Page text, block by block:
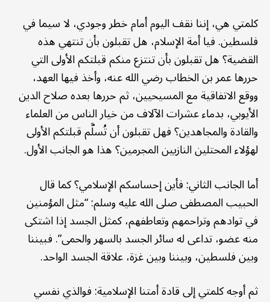
كلمتي هي، إننا نقف اليوم أمام خطر وجودي، لا سيما في
فلسطين. فيا أمة الإسلام، هل تقبلون بأن تنتهي هذه
القضية؟ هل تقبلون بأن تنتزع منكم قبلتكم الأولى التي
حررها عمر بن الخطاب رضي الله عنه، وأخذ فيها العهد،
ووقع الاتفاقية مع المسيحيين، ثم حررها بعده صلاح الدين
الأيوبي، بدماء عشرات الآلاف من خيار الناس من العلماء
والقادة والمجاهدين؟ فهل تقبلون أن تُسلَّم قبلتكم الأولى
لهؤلاء المحتلين النازيين المجرمين؟ هذا هو الجانب الأول.
أما الجانب الثاني: فأين إحساسكم الإسلامي؟ كما قال
الحبيب المصطفى صلى الله عليه وسلم: “مثل المؤمنين
في توادهم وتراحمهم وتعاطفهم، كمثل الجسد إذا اشتكى
منه عضو، تداعى له سائر الجسد بالسهر والحمى”. فبيننا
وبين فلسطين، وبيننا وبين غزة، علاقة الجسد الواحد.
ثم أوجه كلمتي إلى قادة أمتنا الإسلامية: فوالذي نفسي